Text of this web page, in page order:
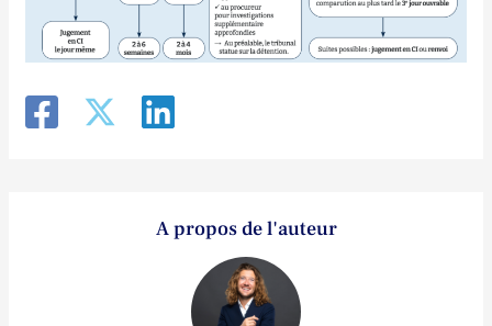
A propos de l'auteur